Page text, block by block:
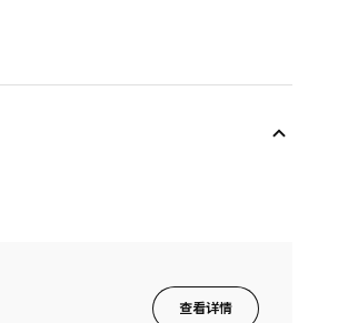
查看详情